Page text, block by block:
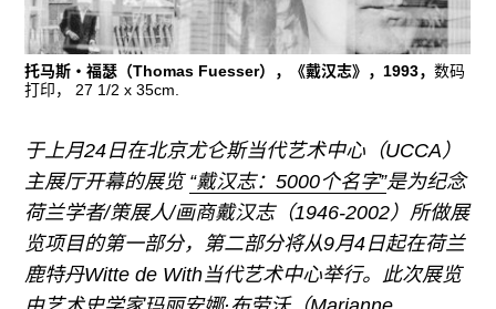
联系我们
关注我们
托马斯・福瑟（Thomas Fuesser），《戴汉志》，1993，数码
打印， 27 1/2 x 35cm.
于上月24日在北京尤仑斯当代艺术中心（UCCA）
主展厅开幕的展览 “戴汉志：5000个名字”是为纪念
荷兰学者/策展人/画商戴汉志（1946-2002）所做展
览项目的第一部分，第二部分将从9月4日起在荷兰
鹿特丹Witte de With当代艺术中心举行。此次展览